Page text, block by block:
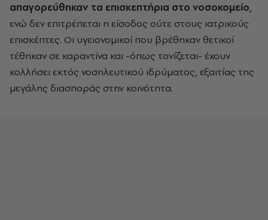
απαγορεύθηκαν τα επισκεπτήρια στο νοσοκομείο,
ενώ δεν επιτρέπεται η είσοδος ούτε στους ιατρικούς
επισκέπτες. Οι υγειονομικοί που βρέθηκαν θετικοί
τέθηκαν σε καραντίνα και -όπως τονίζεται- έχουν
κολλήσει εκτός νοσηλευτικού ιδρύματος, εξαιτίας της
μεγάλης διασποράς στην κοινότητα.